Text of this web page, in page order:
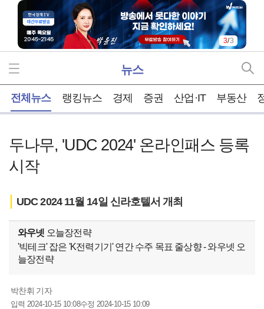
3/3
뉴스
전체뉴스 랭킹뉴스 경제 증권 산업·IT 부동산
두나무, 'UDC 2024' 온라인패스 등록
시작
UDC 2024 11월 14일 신라호텔서 개최
와우넷 오늘장전략
'빅테크' 잡은 'K전력기기' 연간 수주 목표 줄상향 - 와우넷 오
늘장전략
박찬휘 기자
입력 2024-10-15 10:08수정 2024-10-15 10:09